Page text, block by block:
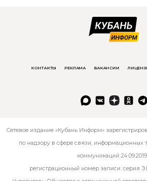
КОНТАКТЫ РЕКЛАМА ВАКАНСИИ
Сетевое издание «Кубань Информ»
по надзору в сфере связи, информационных
коммуникаций 24.09.2019
регистрационный номер записи: серия